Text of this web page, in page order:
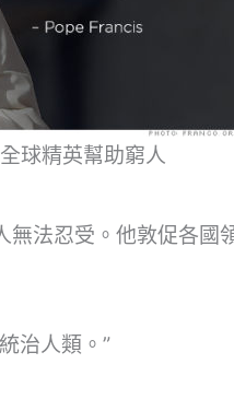
球精英幫助窮人
法忍受。他敦促各國
治人類。”